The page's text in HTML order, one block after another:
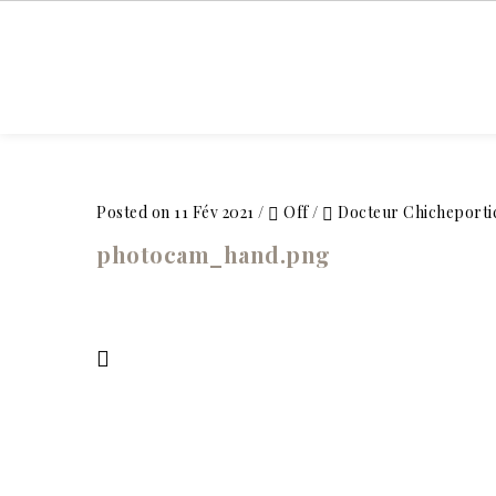
Posted on 11 Fév 2021 / Off/ Docteur
photocam_hand.png